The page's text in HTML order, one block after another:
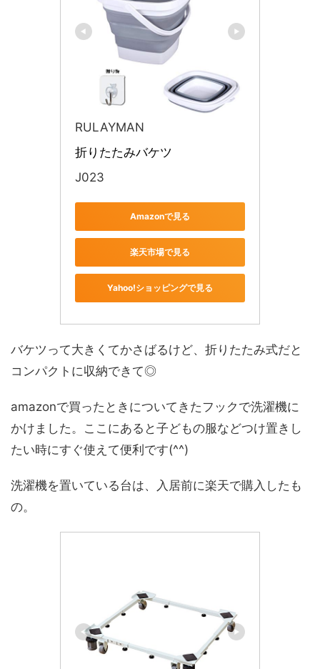
RULAYMAN
折りたたみバケツ
J023
Amazonで見る
楽天市場で見る
Yahoo!ショッピングで見る
バケツって大きくてかさばるけど、折りたたみ式だと
コンパクトに収納できて◎
amazonで買ったときについてきたフックで洗濯機に
かけました。ここにあると子どもの服などつけ置きし
たい時にすぐ使えて便利です(^^)
洗濯機を置いている台は、入居前に楽天で購入したも
の。